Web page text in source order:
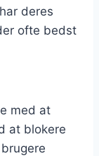
deres
ofte bedst
med at
at blokere